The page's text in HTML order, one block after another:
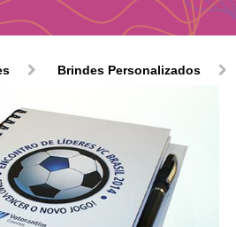
Brindes Personalizados